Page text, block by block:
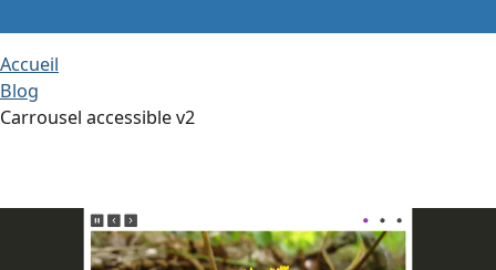
Accueil
Blog
Carrousel accessible v2